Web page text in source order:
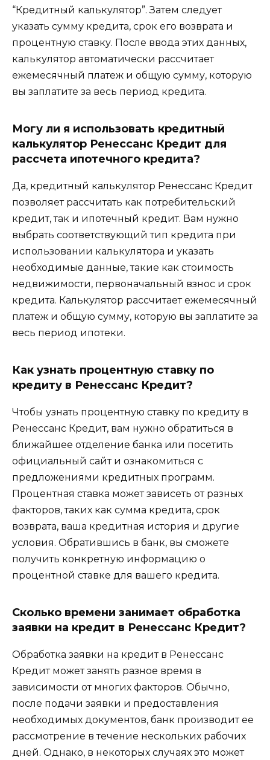
“Кредитный калькулятор”. Затем следует
указать сумму кредита, срок его возврата и
процентную ставку. После ввода этих данных,
калькулятор автоматически рассчитает
ежемесячный платеж и общую сумму, которую
вы заплатите за весь период кредита.
Могу ли я использовать кредитный
калькулятор Ренессанс Кредит для
рассчета ипотечного кредита?
Да, кредитный калькулятор Ренессанс Кредит
позволяет рассчитать как потребительский
кредит, так и ипотечный кредит. Вам нужно
выбрать соответствующий тип кредита при
использовании калькулятора и указать
необходимые данные, такие как стоимость
недвижимости, первоначальный взнос и срок
кредита. Калькулятор рассчитает ежемесячный
платеж и общую сумму, которую вы заплатите за
весь период ипотеки.
Как узнать процентную ставку по
кредиту в Ренессанс Кредит?
Чтобы узнать процентную ставку по кредиту в
Ренессанс Кредит, вам нужно обратиться в
ближайшее отделение банка или посетить
официальный сайт и ознакомиться с
предложениями кредитных программ.
Процентная ставка может зависеть от разных
факторов, таких как сумма кредита, срок
возврата, ваша кредитная история и другие
условия. Обратившись в банк, вы сможете
получить конкретную информацию о
процентной ставке для вашего кредита.
Сколько времени занимает обработка
заявки на кредит в Ренессанс Кредит?
Обработка заявки на кредит в Ренессанс
Кредит может занять разное время в
зависимости от многих факторов. Обычно,
после подачи заявки и предоставления
необходимых документов, банк производит ее
рассмотрение в течение нескольких рабочих
дней. Однако, в некоторых случаях это может